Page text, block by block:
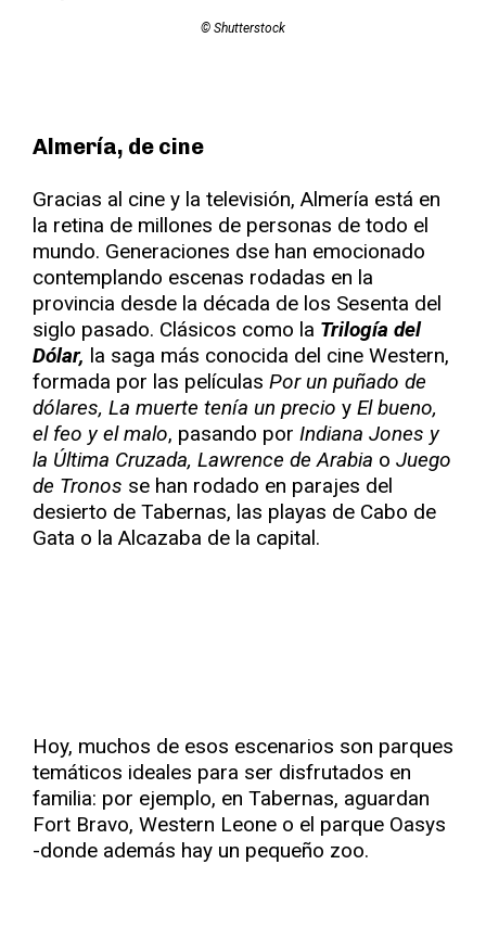
© Shutterstock
Almería, de cine
Gracias al cine y la televisión, Almería está en
la retina de millones de personas de todo el
mundo. Generaciones dse han emocionado
contemplando escenas rodadas en la
provincia desde la década de los Sesenta del
siglo pasado. Clásicos como la Trilogía del
Dólar, la saga más conocida del cine Western,
formada por las películas Por un puñado de
dólares, La muerte tenía un precio y El bueno,
el feo y el malo, pasando por Indiana Jones y
la Última Cruzada, Lawrence de Arabia o Juego
de Tronos se han rodado en parajes del
desierto de Tabernas, las playas de Cabo de
Gata o la Alcazaba de la capital.
Hoy, muchos de esos escenarios son parques
temáticos ideales para ser disfrutados en
familia: por ejemplo, en Tabernas, aguardan
Fort Bravo, Western Leone o el parque Oasys
-donde además hay un pequeño zoo.